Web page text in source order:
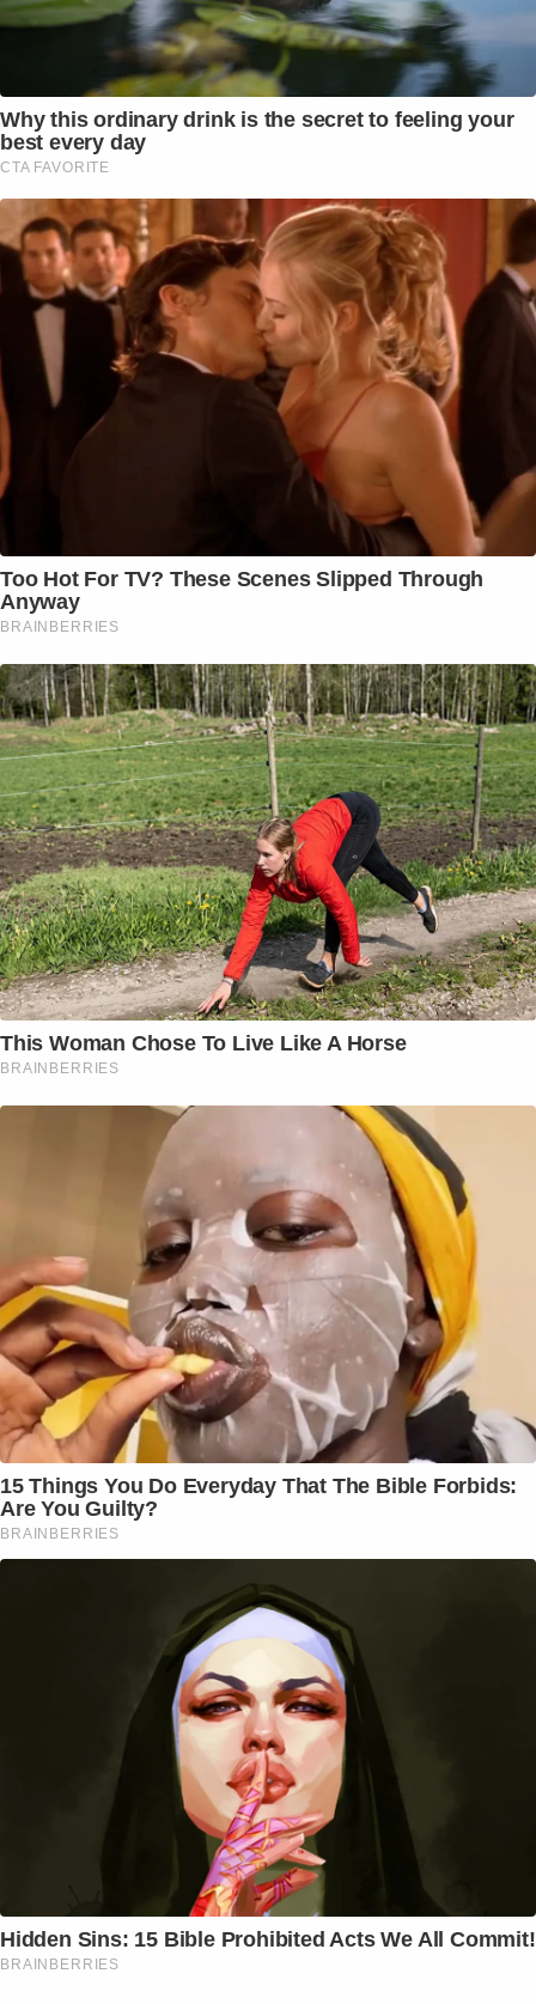
Why this ordinary drink is the secret to feeling your
best every day
CTA FAVORITE
Too Hot For TV? These Scenes Slipped Through
Anyway
BRAINBERRIES
This Woman Chose To Live Like A Horse
BRAINBERRIES
15 Things You Do Everyday That The Bible Forbids:
Are You Guilty?
BRAINBERRIES
Hidden Sins: 15 Bible Prohibited Acts We All Commit!
BRAINBERRIES